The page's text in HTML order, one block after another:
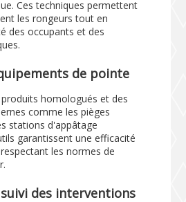
Ces techniques permettent
les rongeurs tout en
des occupants et des
de pointe
homologués et des
comme les pièges
stations d'appâtage
garantissent une efficacité
les normes de
des interventions